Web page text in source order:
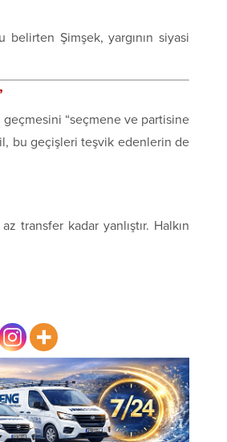
belirten Şimşek, yargının siyasi
“seçmene ve partisine
bu geçişleri teşvik edenlerin de
transfer kadar yanlıştır. Halkın